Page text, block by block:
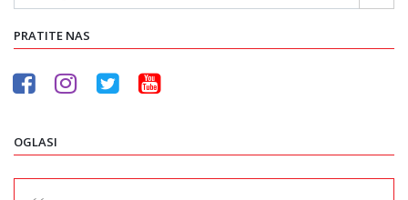
PRATITE NAS
OGLASI